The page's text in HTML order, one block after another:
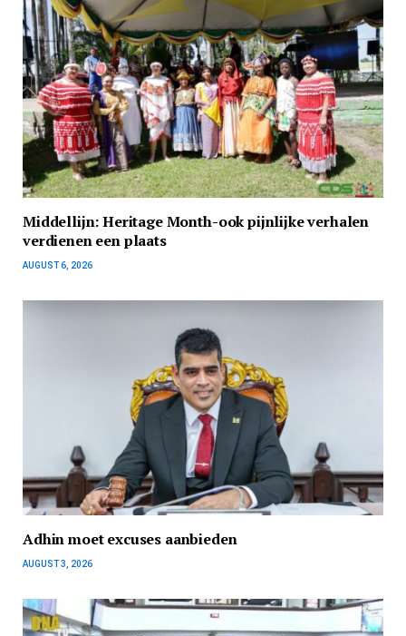
Middellijn: Heritage Month-ook pijnlijke verhalen
verdienen een plaats
AUGUST 6, 2026
Adhin moet excuses aanbieden
AUGUST 3, 2026